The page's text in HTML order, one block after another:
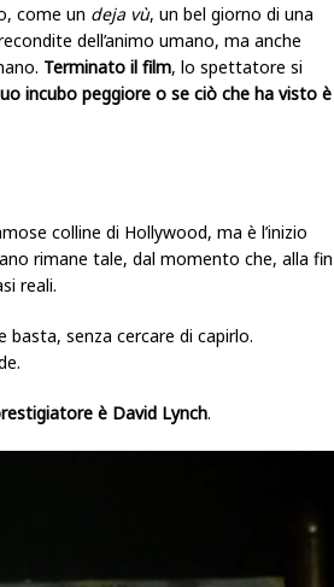
come un deja vù, un bel giorno di una
dell’animo umano, ma anche
Terminato il film, lo spettatore si
incubo peggiore o se ciò che ha visto è
colline di Hollywood, ma è l’inizio
rimane tale, dal momento che, alla fin
reali.
basta, senza cercare di capirlo.
è David Lynch.